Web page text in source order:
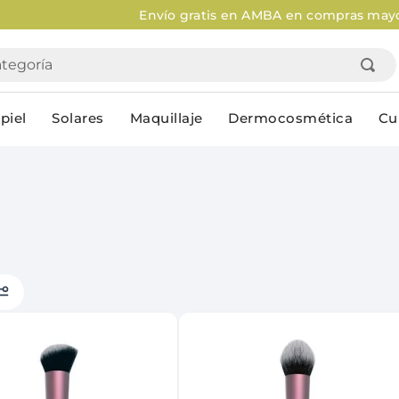
gratis en AMBA en compras mayores a $120.000Aplican
Solares Maquillaje Dermocosmética